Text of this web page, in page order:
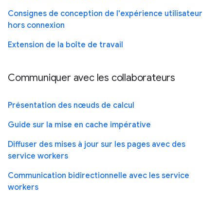
Consignes de conception de l'expérience utilisateur
hors connexion
Extension de la boîte de travail
Communiquer avec les collaborateurs
Présentation des nœuds de calcul
Guide sur la mise en cache impérative
Diffuser des mises à jour sur les pages avec des
service workers
Communication bidirectionnelle avec les service
workers